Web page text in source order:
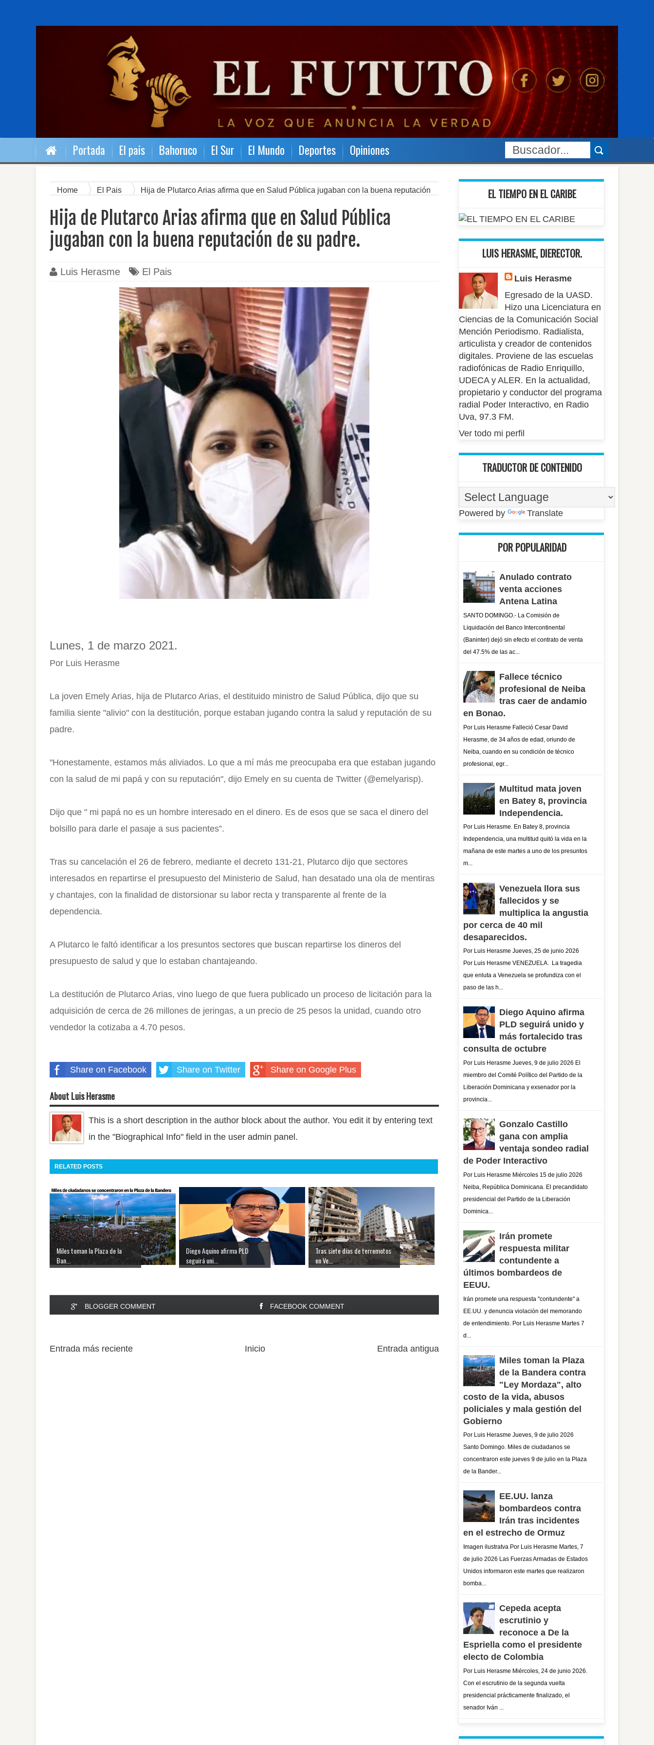
Portada El pais Bahoruco El Sur El Mundo Deportes Opiniones
Home El Pais
Hija de Plutarco Arias afirma que en Salud Pública jugaban con la buena reputación
Hija de Plutarco Arias afirma que en Salud Pública
jugaban con la buena reputación de su padre.
Luis Herasme El Pais
Lunes, 1 de marzo 2021.
Por Luis Herasme
La joven Emely Arias, hija de Plutarco Arias, el destituido ministro de Salud Pública, dijo que su
familia siente "alivio" con la destitución, porque estaban jugando contra la salud y reputación de su
padre.
"Honestamente, estamos más aliviados. Lo que a mí más me preocupaba era que estaban jugando
con la salud de mi papá y con su reputación", dijo Emely en su cuenta de Twitter (@emelyarisp).
Dijo que " mi papá no es un hombre interesado en el dinero. Es de esos que se saca el dinero del
bolsillo para darle el pasaje a sus pacientes”.
Tras su cancelación el 26 de febrero, mediante el decreto 131-21, Plutarco dijo que sectores
interesados en repartirse el presupuesto del Ministerio de Salud, han desatado una ola de mentiras
y chantajes, con la finalidad de distorsionar su labor recta y transparente al frente de la
dependencia.
A Plutarco le faltó identificar a los presuntos sectores que buscan repartirse los dineros del
presupuesto de salud y que lo estaban chantajeando.
La destitución de Plutarco Arias, vino luego de que fuera publicado un proceso de licitación para la
adquisición de cerca de 26 millones de jeringas, a un precio de 25 pesos la unidad, cuando otro
vendedor la cotizaba a 4.70 pesos.
Share on Facebook Share on Twitter Share on Google Plus
About Luis Herasme
This is a short description in the author block about the author. You edit it by entering text
in the "Biographical Info" field in the user admin panel.
RELATED POSTS
Miles toman la Plaza de la
Ban...
Diego Aquino afirma PLD
seguirá uni...
Tras siete días de terremotos
en Ve...
BLOGGER COMMENT FACEBOOK COMMENT
Entrada más reciente Entrada antigua
Inicio
EL TIEMPO EN EL CARIBE
LUIS HERASME, DIERECTOR.
Luis Herasme
Egresado de la UASD.
Hizo una Licenciatura en
Ciencias de la Comunicación Social
Mención Periodismo. Radialista,
articulista y creador de contenidos
digitales. Proviene de las escuelas
radiofónicas de Radio Enriquillo,
UDECA y ALER. En la actualidad,
propietario y conductor del programa
radial Poder Interactivo, en Radio
Uva, 97.3 FM.
Ver todo mi perfil
TRADUCTOR DE CONTENIDO
Powered by Translate
POR POPULARIDAD
Anulado contrato
venta acciones
Antena Latina
SANTO DOMINGO.- La Comisión de
Liquidación del Banco Intercontinental
(Baninter) dejó sin efecto el contrato de venta
del 47.5% de las ac...
Fallece técnico
profesional de Neiba
tras caer de andamio
en Bonao.
Por Luis Herasme Falleció Cesar David
Herasme, de 34 años de edad, oriundo de
Neiba, cuando en su condición de técnico
profesional, egr...
Multitud mata joven
en Batey 8, provincia
Independencia.
Por Luis Herasme. En Batey 8, provincia
Independencia, una multitud quitó la vida en la
mañana de este martes a uno de los presuntos
m...
Venezuela llora sus
fallecidos y se
multiplica la angustia
por cerca de 40 mil
desaparecidos.
Por Luis Herasme Jueves, 25 de junio 2026
Por Luis Herasme VENEZUELA. La tragedia
que enluta a Venezuela se profundiza con el
paso de las h...
Diego Aquino afirma
PLD seguirá unido y
más fortalecido tras
consulta de octubre
Por Luis Herasme Jueves, 9 de julio 2026 El
miembro del Comité Político del Partido de la
Liberación Dominicana y exsenador por la
provincia...
Gonzalo Castillo
gana con amplia
ventaja sondeo radial
de Poder Interactivo
Por Luis Herasme Miércoles 15 de julio 2026
Neiba, República Dominicana. El precandidato
presidencial del Partido de la Liberación
Dominica...
Irán promete
respuesta militar
contundente a
últimos bombardeos de
EEUU.
Irán promete una respuesta "contundente" a
EE.UU. y denuncia violación del memorando
de entendimiento. Por Luis Herasme Martes 7
d...
Miles toman la Plaza
de la Bandera contra
"Ley Mordaza", alto
costo de la vida, abusos
policiales y mala gestión del
Gobierno
Por Luis Herasme Jueves, 9 de julio 2026
Santo Domingo. Miles de ciudadanos se
concentraron este jueves 9 de julio en la Plaza
de la Bander...
EE.UU. lanza
bombardeos contra
Irán tras incidentes
en el estrecho de Ormuz
Imagen ilustratva Por Luis Herasme Martes, 7
de julio 2026 Las Fuerzas Armadas de Estados
Unidos informaron este martes que realizaron
bomba...
Cepeda acepta
escrutinio y
reconoce a De la
Espriella como el presidente
electo de Colombia
Por Luis Herasme Miércoles, 24 de junio 2026.
Con el escrutinio de la segunda vuelta
presidencial prácticamente finalizado, el
senador Iván ...